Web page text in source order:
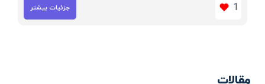
1 جزئیات بیشتر
مقالات